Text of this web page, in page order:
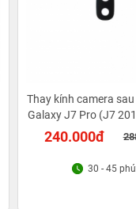
Thay kính camera
Galaxy J7 Pro (J7
240.000đ
30 - 45